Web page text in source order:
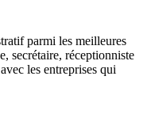
parmi les meilleures
secrétaire, réceptionniste
les entreprises qui